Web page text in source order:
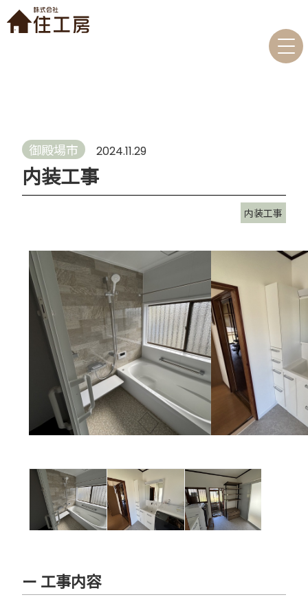
御殿場市 2024.11.29
内装工事
内装工事
ー 工事内容